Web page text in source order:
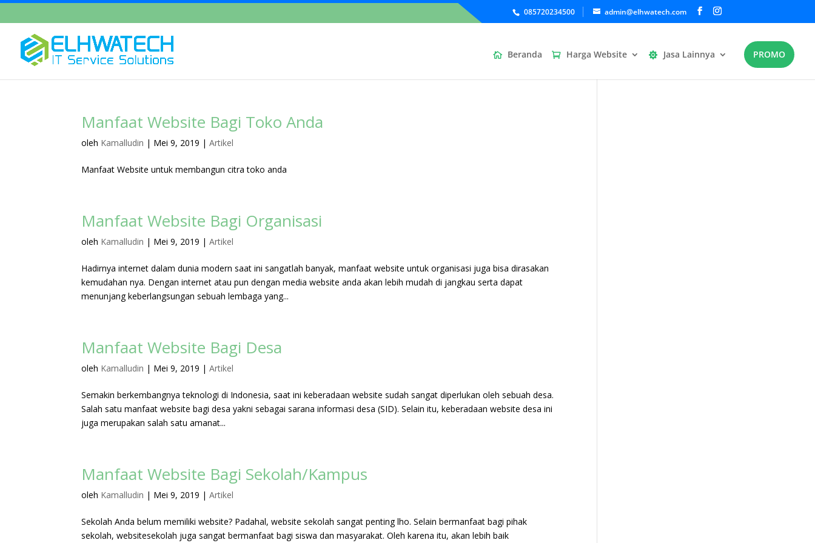
085720234500 admin@elhwatech.com
Beranda Harga Website Jasa Lainnya PROMO
Manfaat Website Bagi Toko Anda
oleh Kamalludin | Mei 9, 2019 |Artikel
Manfaat Website untuk membangun citra toko anda
Manfaat Website Bagi Organisasi
oleh Kamalludin | Mei 9, 2019 |Artikel
Hadirnya internet dalam dunia modern saat ini sangatlah banyak, manfaat website untuk organisasi juga bisa dirasakan
kemudahan nya. Dengan internet atau pun dengan media website anda akan lebih mudah di jangkau serta dapat
menunjang keberlangsungan sebuah lembaga yang...
Manfaat Website Bagi Desa
oleh Kamalludin | Mei 9, 2019 |Artikel
Semakin berkembangnya teknologi di Indonesia, saat ini keberadaan website sudah sangat diperlukan oleh sebuah desa.
Salah satu manfaat website bagi desa yakni sebagai sarana informasi desa (SID). Selain itu, keberadaan website desa ini
juga merupakan salah satu amanat...
Manfaat Website Bagi Sekolah/Kampus
oleh Kamalludin | Mei 9, 2019 |Artikel
Sekolah Anda belum memiliki website? Padahal, website sekolah sangat penting lho. Selain bermanfaat bagi pihak
sekolah, websitesekolah juga sangat bermanfaat bagi siswa dan masyarakat. Oleh karena itu, akan lebih baik